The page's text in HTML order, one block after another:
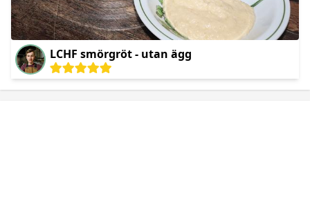
LCHF smörgröt - utan ägg